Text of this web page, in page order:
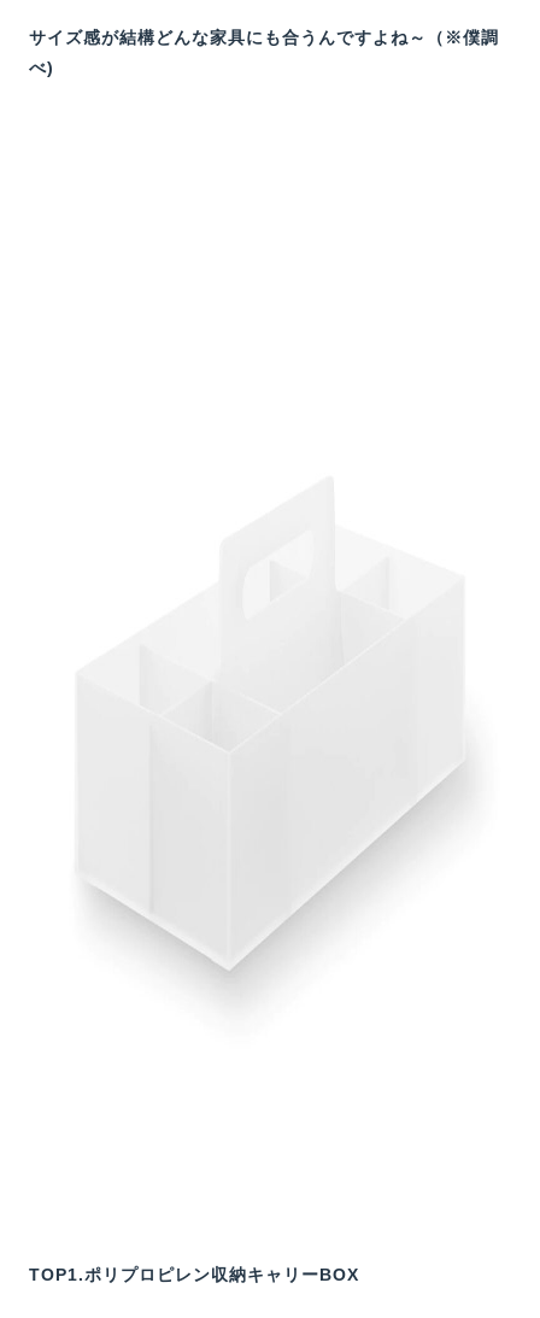
サイズ感が結構どんな家具にも合うんですよね～（※僕調
べ)
TOP1.ポリプロピレン収納キャリーBOX